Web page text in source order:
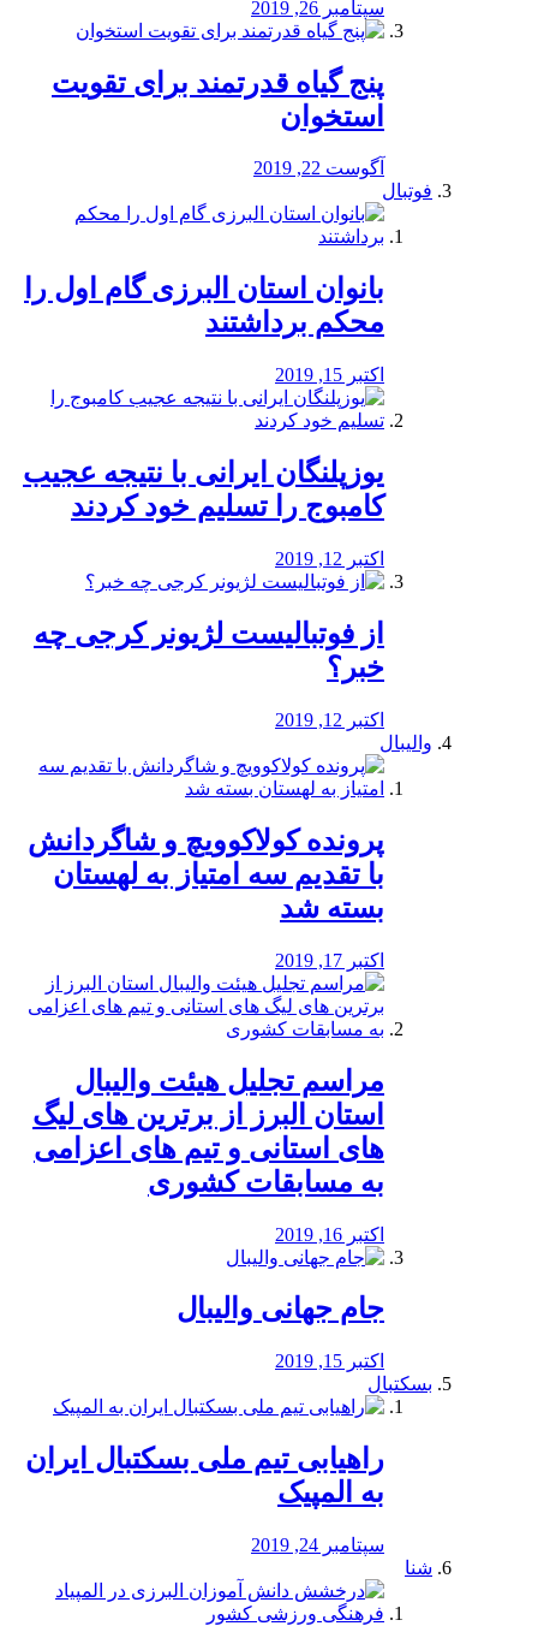
سپتامبر 26, 2019
پنج گیاه قدرتمند برای تقویت
استخوان
آگوست 22, 2019
فوتبال
بانوان استان البرزی گام اول را
محكم برداشتند
اکتبر 15, 2019
یوزپلنگان ایرانی با نتیجه عجیب
کامبوج را تسلیم خود کردند
اکتبر 12, 2019
از فوتبالیست لژیونر کرجی چه
خبر؟
اکتبر 12, 2019
والیبال
پرونده کولاکوویچ و شاگردانش
با تقدیم سه امتیاز به لهستان
بسته شد
اکتبر 17, 2019
مراسم تجلیل هیئت والیبال
استان البرز از برترین های لیگ
های استانی و تیم های اعزامی
به مسابقات کشوری
اکتبر 16, 2019
جام جهانی والیبال
اکتبر 15, 2019
بسکتبال
راهیابی تیم ملی بسکتبال ایران
به المپیک
سپتامبر 24, 2019
شنا